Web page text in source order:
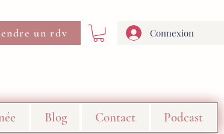
un rdv
Blog Contact Podcast
Connexion